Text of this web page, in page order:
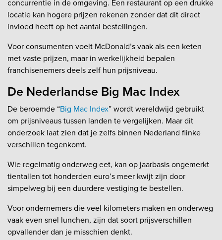
concurrentie in de omgeving. Een restaurant op een drukke
locatie kan hogere prijzen rekenen zonder dat dit direct
invloed heeft op het aantal bestellingen.
Voor consumenten voelt McDonald’s vaak als een keten
met vaste prijzen, maar in werkelijkheid bepalen
franchisenemers deels zelf hun prijsniveau.
De Nederlandse Big Mac Index
De beroemde “Big Mac Index” wordt wereldwijd gebruikt
om prijsniveaus tussen landen te vergelijken. Maar dit
onderzoek laat zien dat je zelfs binnen Nederland flinke
verschillen tegenkomt.
Wie regelmatig onderweg eet, kan op jaarbasis ongemerkt
tientallen tot honderden euro’s meer kwijt zijn door
simpelweg bij een duurdere vestiging te bestellen.
Voor ondernemers die veel kilometers maken en onderweg
vaak even snel lunchen, zijn dat soort prijsverschillen
opvallender dan je misschien denkt.